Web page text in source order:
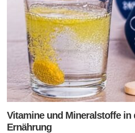
Vitamine und Mineralstoffe in
Ernährung